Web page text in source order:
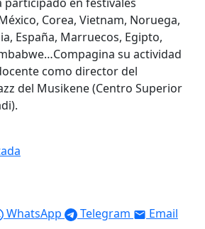
participado en festivales
Corea, Vietnam, Noruega,
España, Marruecos, Egipto,
su actividad
como director del
del Musikene (Centro Superior
WhatsApp Telegram Email